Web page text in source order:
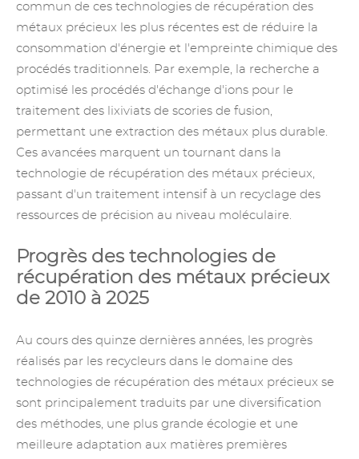
commun de ces technologies de récupération des
métaux précieux les plus récentes est de réduire la
consommation d'énergie et l'empreinte chimique des
procédés traditionnels. Par exemple, la recherche a
optimisé les procédés d'échange d'ions pour le
traitement des lixiviats de scories de fusion,
permettant une extraction des métaux plus durable.
Ces avancées marquent un tournant dans la
technologie de récupération des métaux précieux,
passant d'un traitement intensif à un recyclage des
ressources de précision au niveau moléculaire.
Progrès des technologies de
récupération des métaux précieux
de 2010 à 2025
Au cours des quinze dernières années, les progrès
réalisés par les recycleurs dans le domaine des
technologies de récupération des métaux précieux se
sont principalement traduits par une diversification
des méthodes, une plus grande écologie et une
meilleure adaptation aux matières premières